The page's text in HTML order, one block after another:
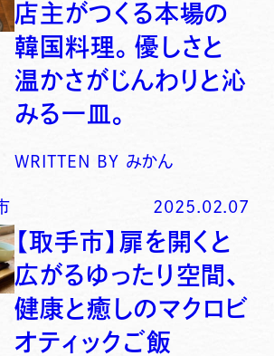
店主がつくる本場の
韓国料理。優しさと
温かさがじんわりと沁
みる一皿。
WRITTEN BY みかん
2025.02.07
【取手市】扉を開くと
広がるゆったり空間、
健康と癒しのマクロビ
オティックご飯